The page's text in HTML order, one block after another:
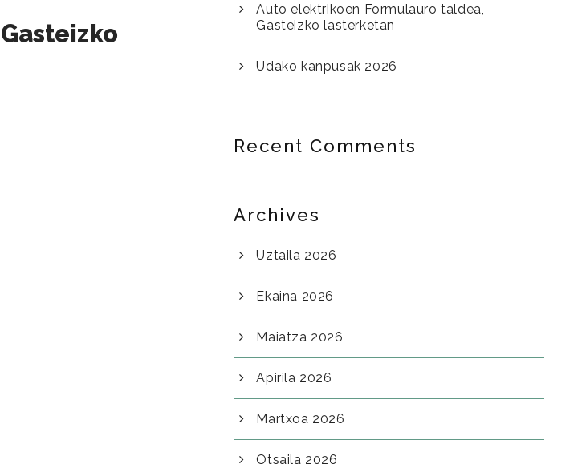
Auto elektrikoen Formulauro taldea,
Gasteizko lasterketan
Udako kanpusak 2026
Recent Comments
Archives
Uztaila 2026
Ekaina 2026
Maiatza 2026
Apirila 2026
Martxoa 2026
Otsaila 2026